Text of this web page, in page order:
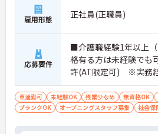
雇用形態 正社員(正職員)
応募要件
■介護職経験1年以上
格有る方は未経験で
許(AT限定可) ※実務
がい者福祉に関する経
迎
車通勤可 未経験OK 残業少なめ 無資格OK
ブランクOK
オープニングスタッフ募集 社会保